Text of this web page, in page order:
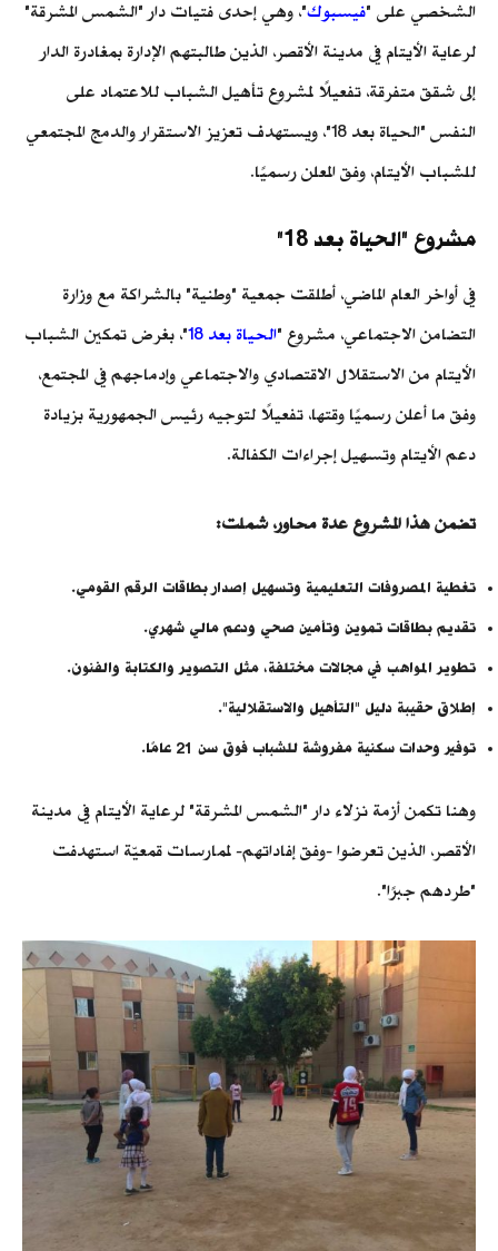
الشخصي على "فيسبوك"، وهي إحدى فتيات دار "الشمس المشرقة"
لرعاية الأيتام في مدينة الأقصر، الذين طالبتهم الإدارة بمغادرة الدار
إلى شقق متفرقة، تفعيلًا لمشروع تأهيل الشباب للاعتماد على
النفس "الحياة بعد 18"، ويستهدف تعزيز الاستقرار والدمج المجتمعي
للشباب الأيتام، وفق المعلن رسميًا.
مشروع "الحياة بعد 18"
في أواخر العام الماضي، أطلقت جمعية "وطنية" بالشراكة مع وزارة
التضامن الاجتماعي، مشروع "الحياة بعد 18
"، بغرض تمكين الشباب
الأيتام من الاستقلال الاقتصادي والاجتماعي وإدماجهم في المجتمع،
وفق ما أعلن رسميًا وقتها، تفعيلًا لتوجيه رئيس الجمهورية بزيادة
دعم الأيتام وتسهيل إجراءات الكفالة.
تضمن هذا المشروع عدة محاور، شملت:
تغطية المصروفات التعليمية وتسهيل إصدار بطاقات الرقم القومي.
تقديم بطاقات تموين وتأمين صحي ودعم مالي شهري.
تطوير المواهب في مجالات مختلفة، مثل التصوير والكتابة والفنون.
إطلاق حقيبة دليل "التأهيل والاستقلالية".
توفير وحدات سكنية مفروشة للشباب فوق سن 21 عامًا.
وهنا تكمن أزمة نزلاء دار "الشمس المشرقة" لرعاية الأيتام في مدينة
الأقصر، الذين تعرضوا -وفق إفاداتهم- لممارسات قمعيّة استهدفت
"طردهم جبرًا".